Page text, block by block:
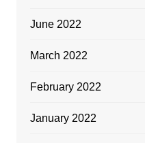
June 2022
March 2022
February 2022
January 2022